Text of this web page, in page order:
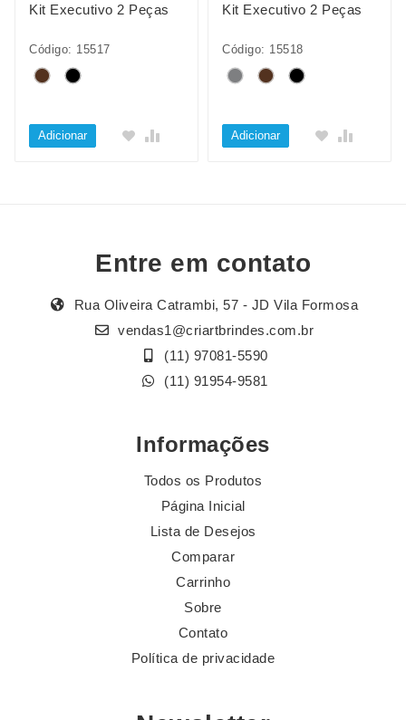
Kit Executivo 2 Peças
Código: 15517
Adicionar
Kit Executivo 2 Peças
Código: 15518
Adicionar
Entre em contato
Rua Oliveira Catrambi, 57 - JD Vila Formosa
vendas1@criartbrindes.com.br
(11) 97081-5590
(11) 91954-9581
Informações
Todos os Produtos
Página Inicial
Lista de Desejos
Comparar
Carrinho
Sobre
Contato
Política de privacidade